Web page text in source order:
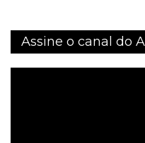
Assine o canal do